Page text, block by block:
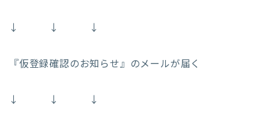
↓ ↓ ↓
『仮登録確認のお知らせ』のメールが届く
↓ ↓ ↓